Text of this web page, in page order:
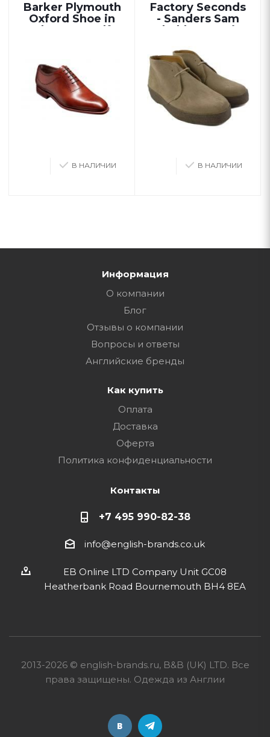
Barker Plymouth
Oxford Shoe in
Chestnut Calf
В НАЛИЧИИ
Factory Seconds
- Sanders Sam
Chukka Boot in
В НАЛИЧИИ
Информация
О компании
Блог
Отзывы о компании
Вопросы и ответы
Английские бренды
Как купить
Оплата
Доставка
Оферта
Политика конфиденциальности
Контакты
+7 495 990-82-38
info@english-brands.co.uk
EB Online LTD Company Unit GC08
Heatherbank Road Bournemouth BH4 8EA
2013-2026 © english-brands.ru, B&B (UK) LTD. Все
права защищены. Одежда из Англии